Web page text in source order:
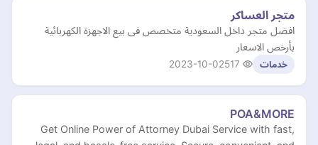
متجر العساكر
افضل متجر داخل السعودية متخصص فى بيع الاجهزة الكهربائية
بأرخص الاسعار
خدمات 2023-10-02
POA&MORE
Get Online Power of Attorney Dubai Service with fast,